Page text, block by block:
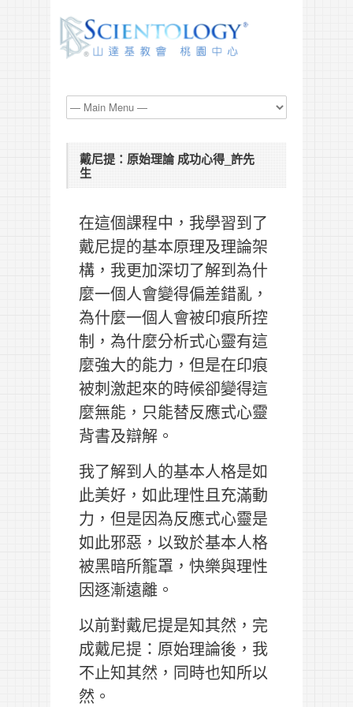
戴尼提：原始理論 成功心得_許先
生
在這個課程中，我學習到了
戴尼提的基本原理及理論架
構，我更加深切了解到為什
麼一個人會變得偏差錯亂，
為什麼一個人會被印痕所控
制，為什麼分析式心靈有這
麼強大的能力，但是在印痕
被刺激起來的時候卻變得這
麼無能，只能替反應式心靈
背書及辯解。
我了解到人的基本人格是如
此美好，如此理性且充滿動
力，但是因為反應式心靈是
如此邪惡，以致於基本人格
被黑暗所籠罩，快樂與理性
因逐漸遠離。
以前對戴尼提是知其然，完
成戴尼提：原始理論後，我
不止知其然，同時也知所以
然。